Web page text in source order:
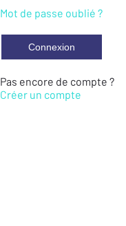
Mot de passe oublié ?
Pas encore de compte ?
Créer un compte